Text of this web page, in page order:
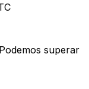
Podemos superar